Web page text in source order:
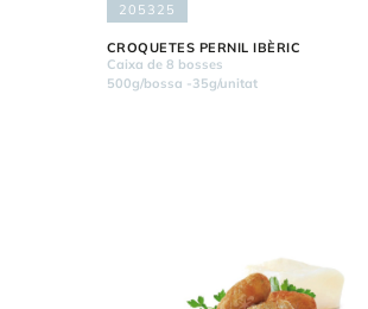
205325
CROQUETES PERNIL IBÈRIC
Caixa de 8 bosses
500g/bossa -35g/unitat